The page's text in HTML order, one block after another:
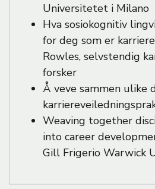
Universitetet i Milano
Hva sosiokognitiv
for deg som er
Rowles, selvstendig
forsker
Å veve sammen ulike
Weaving together
into career
Gill Frigerio Warwick